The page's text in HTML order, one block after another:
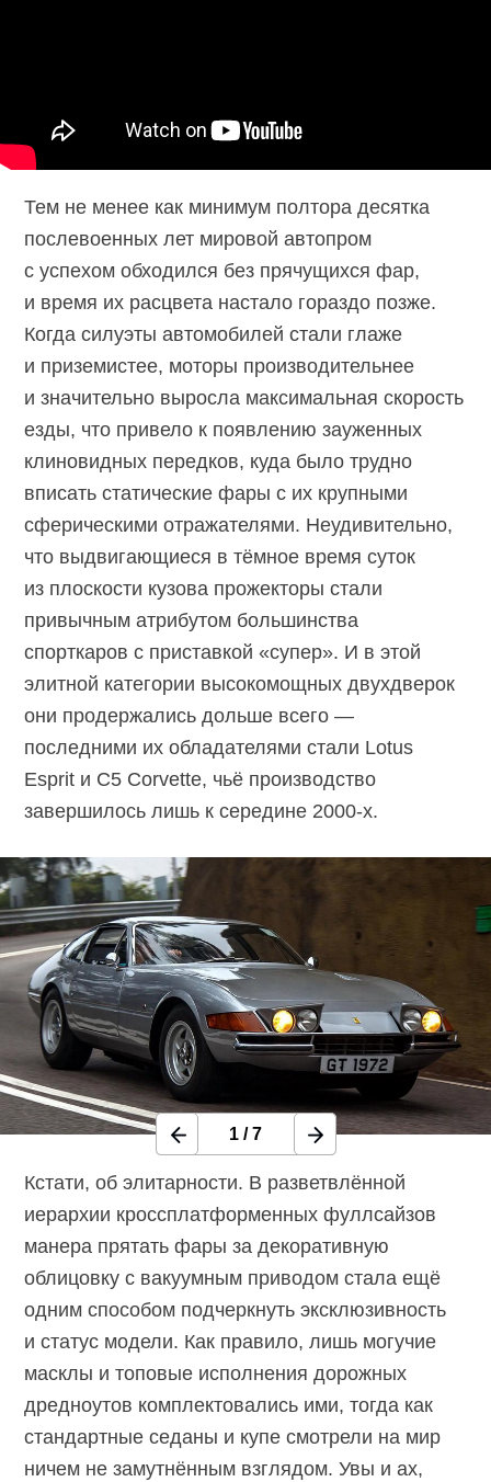
Тем не менее как минимум полтора десятка
послевоенных лет мировой автопром
с успехом обходился без прячущихся фар,
и время их расцвета настало гораздо позже.
Когда силуэты автомобилей стали глаже
и приземистее, моторы производительнее
и значительно выросла максимальная скорость
езды, что привело к появлению зауженных
клиновидных передков, куда было трудно
вписать статические фары с их крупными
сферическими отражателями. Неудивительно,
что выдвигающиеся в тёмное время суток
из плоскости кузова прожекторы стали
привычным атрибутом большинства
спорткаров с приставкой «супер». И в этой
элитной категории высокомощных двухдверок
они продержались дольше всего —
последними их обладателями стали Lotus
Esprit и C5 Corvette, чьё производство
завершилось лишь к середине 2000-х.
1 /7
Кстати, об элитарности. В разветвлённой
иерархии кроссплатформенных фуллсайзов
манера прятать фары за декоративную
облицовку с вакуумным приводом стала ещё
одним способом подчеркнуть эксклюзивность
и статус модели. Как правило, лишь могучие
масклы и топовые исполнения дорожных
дредноутов комплектовались ими, тогда как
стандартные седаны и купе смотрели на мир
ничем не замутнённым взглядом. Увы и ах,